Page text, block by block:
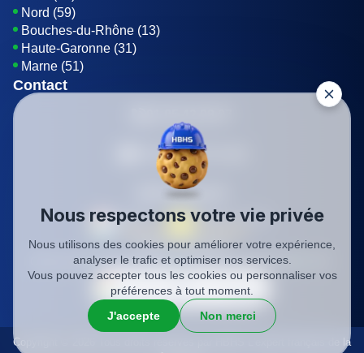
Nord (59)
Bouches-du-Rhône (13)
Haute-Garonne (31)
Marne (51)
Contact
Envoyer un E-mail
Être rappelé
SIREN: 819116823
Charte qualité Mentions légales Politique de confidentialité
Copyright © 2026 Tous droits réservés par HBHS L'expert français de la
Nous respectons votre vie privée
Nous utilisons des cookies pour améliorer votre expérience,
analyser le trafic et optimiser nos services.
Vous pouvez accepter tous les cookies ou personnaliser vos
préférences à tout moment.
J'accepte
Non merci